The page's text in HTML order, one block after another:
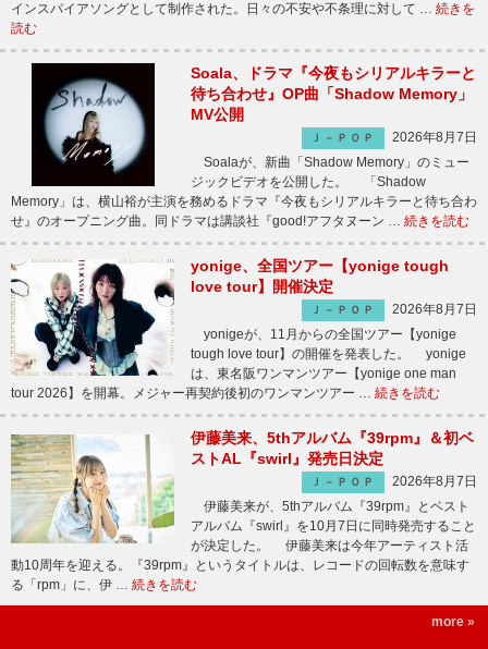
インスパイアソングとして制作された。日々の不安や不条理に対して … 続きを
読む
Soala、ドラマ『今夜もシリアルキラーと
待ち合わせ』OP曲「Shadow Memory」
MV公開
Ｊ－ＰＯＰ
2026年8月7日
Soalaが、新曲「Shadow Memory」のミュー
ジックビデオを公開した。 「Shadow
Memory」は、横山裕が主演を務めるドラマ『今夜もシリアルキラーと待ち合わ
せ』のオープニング曲。同ドラマは講談社『good!アフタヌーン … 続きを読む
yonige、全国ツアー【yonige tough
love tour】開催決定
Ｊ－ＰＯＰ
2026年8月7日
yonigeが、11月からの全国ツアー【yonige
tough love tour】の開催を発表した。 yonige
は、東名阪ワンマンツアー【yonige one man
tour 2026】を開幕。メジャー再契約後初のワンマンツアー … 続きを読む
伊藤美来、5thアルバム『39rpm』＆初ベ
ストAL『swirl』発売日決定
Ｊ－ＰＯＰ
2026年8月7日
伊藤美来が、5thアルバム『39rpm』とベスト
アルバム『swirl』を10月7日に同時発売すること
が決定した。 伊藤美来は今年アーティスト活
動10周年を迎える。『39rpm』というタイトルは、レコードの回転数を意味す
る「rpm」に、伊 … 続きを読む
more »